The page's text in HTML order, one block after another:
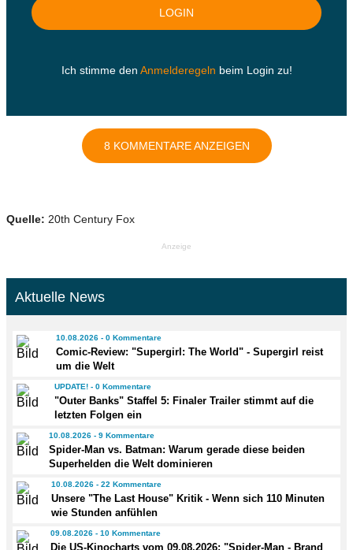
Ich stimme den Anmelderegeln beim Login zu!
8 KOMMENTARE ANZEIGEN
Quelle: 20th Century Fox
Anzeige
Aktuelle News
10.08.2026 - 0 Kommentare
Comic-Review: "Supergirl: The World" - Supergirl reist
um die Welt
UPDATE! - 0 Kommentare
"Outer Banks" Staffel 5: Finaler Trailer stimmt auf die
letzten Folgen ein
10.08.2026 - 9 Kommentare
Spider-Man vs. Batman: Warum gerade diese beiden
Superhelden die Welt dominieren
10.08.2026 - 22 Kommentare
Unsere "The Last House" Kritik - Wenn sich 110 Minuten
wie Stunden anfühlen
09.08.2026 - 10 Kommentare
Die US-Kinocharts vom 09.08.2026: "Spider-Man - Brand